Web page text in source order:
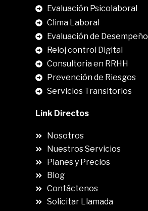
Evaluación Psicolaboral
Clima Laboral
Evaluación de Desempeño
Reloj control Digital
Consultoria en RRHH
Prevención de Riesgos
Servicios Transitorios
Link Directos
Nosotros
Nuestros Servicios
Planes y Precios
Blog
Contáctenos
Solicitar Llamada